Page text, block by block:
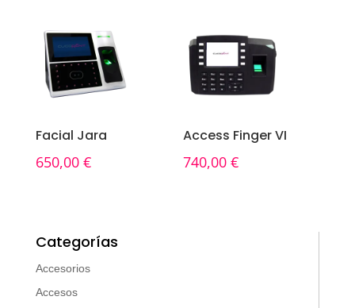
Categorías
Accesorios
Accesos
Facial Jara
650,00 €
Access Finger VI
740,00€